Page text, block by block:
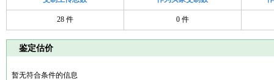
28 件 0 件
鉴定估价
暂无符合条件的信息